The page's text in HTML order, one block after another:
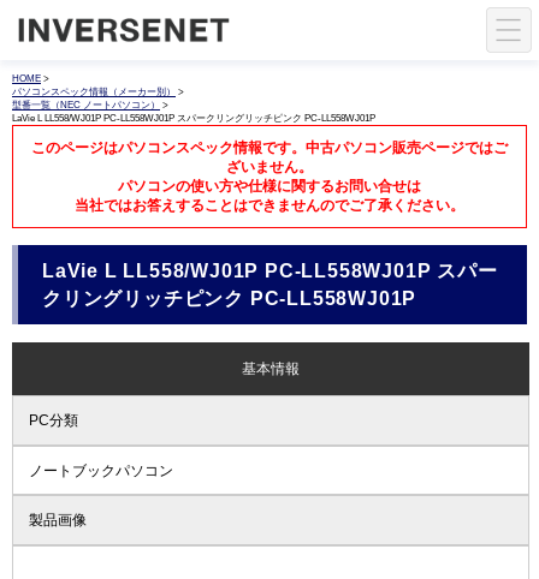
HOME >
パソコンスペック情報（メーカー別）
>
型番一覧（NEC ノートパソコン）
>
LaVie L LL558/WJ01P PC-LL558WJ01P スパークリングリッチピンク PC-LL558WJ01P
このページはパソコンスペック情報です。中古パソコン販売ページではご
ざいません。
パソコンの使い方や仕様に関するお問い合せは
当社ではお答えすることはできませんのでご了承ください。
LaVie L LL558/WJ01P PC-LL558WJ01P スパー
クリングリッチピンク PC-LL558WJ01P
基本情報
PC分類
ノートブックパソコン
製品画像